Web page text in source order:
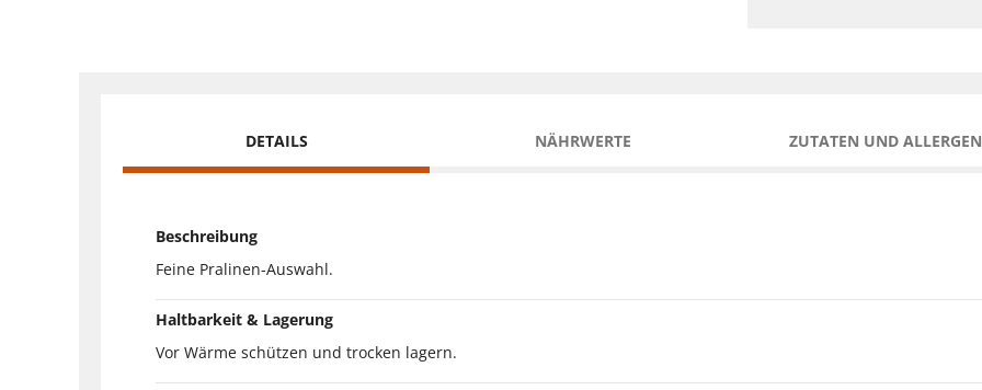
DETAILS NÄHRWERTE ZUTATEN UND
Beschreibung
Feine Pralinen-Auswahl.
Haltbarkeit & Lagerung
Vor Wärme schützen und trocken lagern.